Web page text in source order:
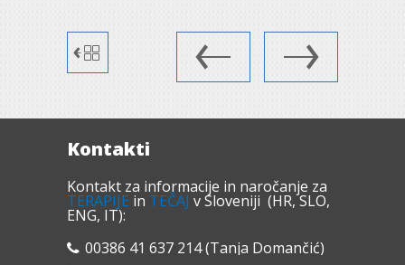
Kontakti
Kontakt za informacije in naročanje za
TERAPIJE in TEČAJ v Sloveniji (HR, SLO,
ENG, IT):
00386 41 637 214 (Tanja Domančić)